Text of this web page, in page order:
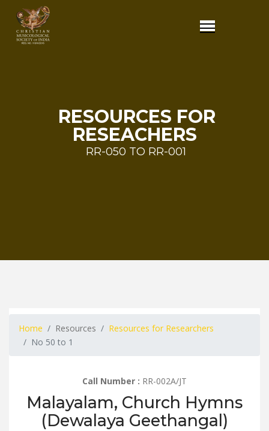
RESOURCES FOR
RESEACHERS
RR-050 TO RR-001
Home Resources
Resources for Researchers
No 50 to 1
Call Number : RR-002A/JT
Malayalam, Church Hymns
(Dewalaya Geethangal)